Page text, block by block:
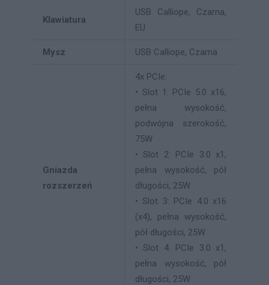
Klawiatura
USB Calliope, Czarna,
EU
Mysz USB Calliope, Czarna
Gniazda
rozszerzeń
4x PCIe:
• Slot 1: PCIe 5.0 x16,
pełna wysokość,
podwójna szerokość,
75W
• Slot 2: PCIe 3.0 x1,
pełna wysokość, pół
długości, 25W
• Slot 3: PCIe 4.0 x16
(x4), pełna wysokość,
pół długości, 25W
• Slot 4: PCIe 3.0 x1,
pełna wysokość, pół
długości, 25W